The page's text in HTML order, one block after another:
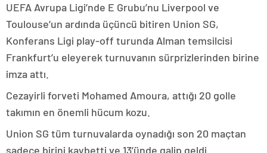
UEFA Avrupa Ligi’nde E Grubu’nu Liverpool ve
Toulouse’un ardında üçüncü bitiren Union SG,
Konferans Ligi play-off turunda Alman temsilcisi
Frankfurt’u eleyerek turnuvanın sürprizlerinden birine
imza attı.
Cezayirli forveti Mohamed Amoura, attığı 20 golle
takımın en önemli hücum kozu.
Union SG tüm turnuvalarda oynadığı son 20 maçtan
sadece birini kaybetti ve 13’ünde galip geldi.